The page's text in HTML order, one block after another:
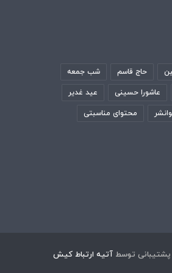
حاج قاسم شب جمعه
عاشورا حسینی عید غدیر
محتوای مناسبتی
پشتیبانی توسط آتیه ارتباط کیش